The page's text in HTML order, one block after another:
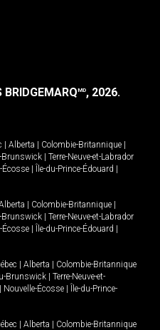
MD, 2026.
Alberta Colombie-Britannique
Brunswick
Terre-Neuve-et-Labrador
Écosse Île-du-Prince-Édouard
Colombie-Britannique
Brunswick
Terre-Neuve-et-Labrador
Écosse Île-du-Prince-Édouard
Alberta
Colombie-Britannique
Brunswick
Terre-Neuve-et-
Nouvelle-Écosse
Île-du-Prince-
Alberta
Colombie-Britannique